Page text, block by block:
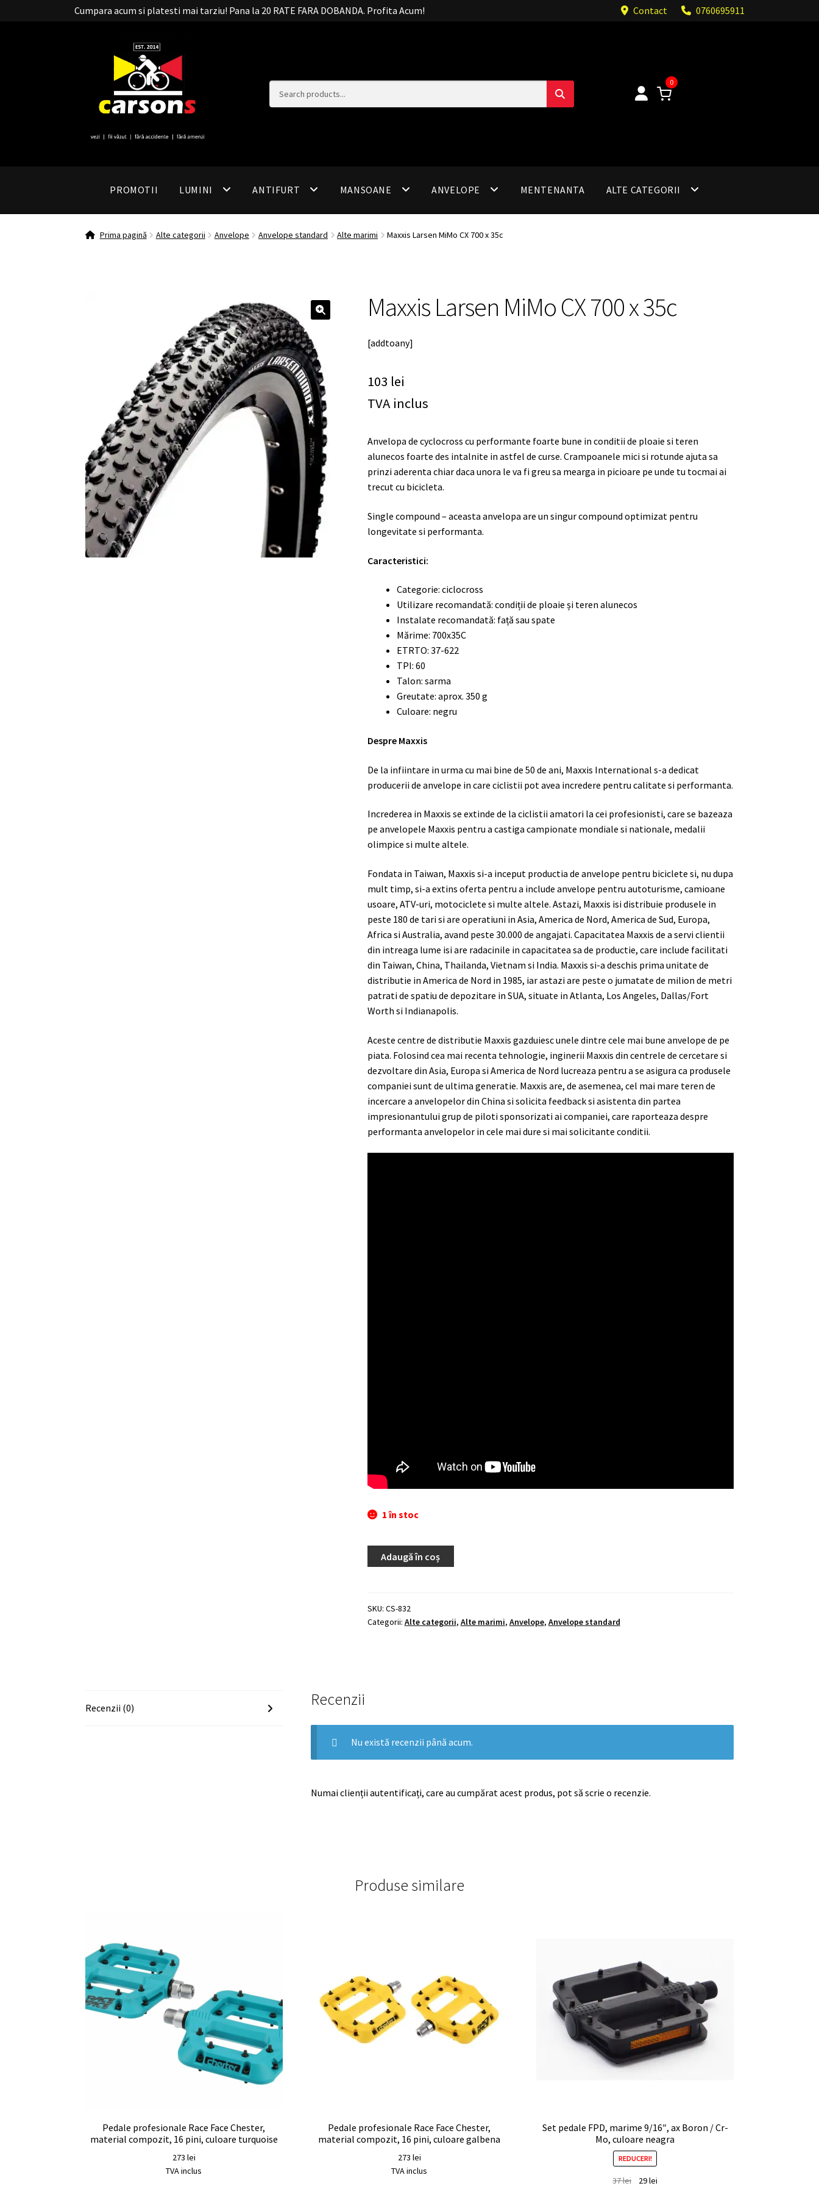
Cumpara acum si platesti mai tarziu! Pana la 20 RATE FARA DOBANDA. Profita Acum! Contact 0760695911
0
PROMOTII LUMINI ANTIFURT MANSOANE ANVELOPE MENTENANTA ALTE CATEGORII
Prima pagină Alte categorii Anvelope Anvelope standard Alte marimi Maxxis Larsen MiMo CX 700 x 35c
Maxxis Larsen MiMo CX 700 x 35c
[addtoany]
103 lei
TVA inclus
Anvelopa de cyclocross cu performante foarte bune in conditii de ploaie si teren
alunecos foarte des intalnite in astfel de curse. Crampoanele mici si rotunde ajuta sa
prinzi aderenta chiar daca unora le va fi greu sa mearga in picioare pe unde tu tocmai ai
trecut cu bicicleta.
Single compound – aceasta anvelopa are un singur compound optimizat pentru
longevitate si performanta.
Caracteristici:
Categorie: ciclocross
Utilizare recomandată: condiții de ploaie și teren alunecos
Instalate recomandată: față sau spate
Mărime: 700x35C
ETRTO: 37-622
TPI: 60
Talon: sarma
Greutate: aprox. 350 g
Culoare: negru
Despre Maxxis
De la infiintare in urma cu mai bine de 50 de ani, Maxxis International s-a dedicat
producerii de anvelope in care ciclistii pot avea incredere pentru calitate si performanta.
Increderea in Maxxis se extinde de la ciclistii amatori la cei profesionisti, care se bazeaza
pe anvelopele Maxxis pentru a castiga campionate mondiale si nationale, medalii
olimpice si multe altele.
Fondata in Taiwan, Maxxis si-a inceput productia de anvelope pentru biciclete si, nu dupa
mult timp, si-a extins oferta pentru a include anvelope pentru autoturisme, camioane
usoare, ATV-uri, motociclete si multe altele. Astazi, Maxxis isi distribuie produsele in
peste 180 de tari si are operatiuni in Asia, America de Nord, America de Sud, Europa,
Africa si Australia, avand peste 30.000 de angajati. Capacitatea Maxxis de a servi clientii
din intreaga lume isi are radacinile in capacitatea sa de productie, care include facilitati
din Taiwan, China, Thailanda, Vietnam si India. Maxxis si-a deschis prima unitate de
distributie in America de Nord in 1985, iar astazi are peste o jumatate de milion de metri
patrati de spatiu de depozitare in SUA, situate in Atlanta, Los Angeles, Dallas/Fort
Worth si Indianapolis.
Aceste centre de distributie Maxxis gazduiesc unele dintre cele mai bune anvelope de pe
piata. Folosind cea mai recenta tehnologie, inginerii Maxxis din centrele de cercetare si
dezvoltare din Asia, Europa si America de Nord lucreaza pentru a se asigura ca produsele
companiei sunt de ultima generatie. Maxxis are, de asemenea, cel mai mare teren de
incercare a anvelopelor din China si solicita feedback si asistenta din partea
impresionantului grup de piloti sponsorizati ai companiei, care raporteaza despre
performanta anvelopelor in cele mai dure si mai solicitante conditii.
1 în stoc
Adaugă în coș
SKU: CS-832
Categorii: Alte categorii, Alte marimi, Anvelope, Anvelope standard
Recenzii (0) Recenzii
Nu există recenzii până acum.
Numai clienții autentificați, care au cumpărat acest produs, pot să scrie o recenzie.
Produse similare
Pedale profesionale Race Face Chester,
material compozit, 16 pini, culoare turquoise
273 lei
TVA inclus
Pedale profesionale Race Face Chester,
material compozit, 16 pini, culoare galbena
273 lei
TVA inclus
Set pedale FPD, marime 9/16″, ax Boron / Cr-
Mo, culoare neagra
REDUCERI!
37lei 29lei